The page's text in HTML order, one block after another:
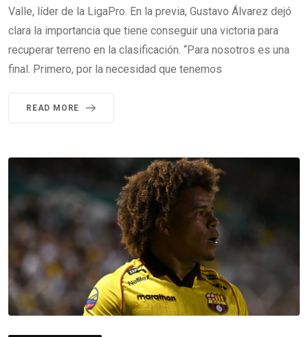
Valle, líder de la LigaPro. En la previa, Gustavo Álvarez dejó
clara la importancia que tiene conseguir una victoria para
recuperar terreno en la clasificación. “Para nosotros es una
final. Primero, por la necesidad que tenemos
READ MORE